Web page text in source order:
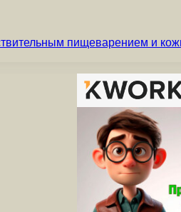
пищеварением и